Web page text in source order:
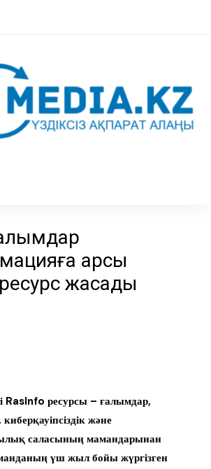
қарсы
жасады
RasInfo ресурсы – ғалымдар,
және
саласының мамандарынан
үш жыл бойы жүргізген